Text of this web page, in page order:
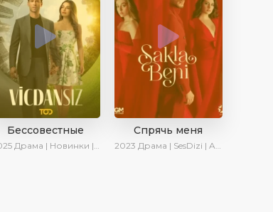
Бессовестные
Драма | Новинки | Сериалы 2025
Спрячь меня
2023 Драма | SesDizi | AveTurk | AlisaDirilis | Сериалы 2023